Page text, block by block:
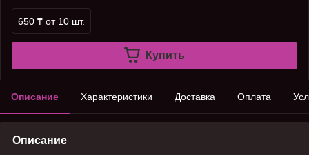
650 ₸ от 10 шт.
Купить
Описание Характеристики Доставка Оплата
Описание